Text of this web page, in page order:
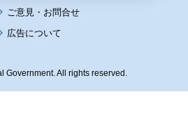
広告について
Government. All rights reserved.